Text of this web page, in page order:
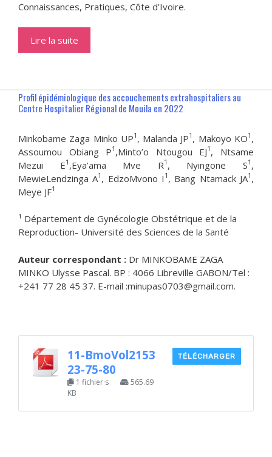
Connaissances, Pratiques, Côte d’Ivoire.
Lire la suite
Profil épidémiologique des accouchements extrahospitaliers au
Centre Hospitalier Régional de Mouila en 2022
Minkobame Zaga Minko UP1 , Malanda JP1 , Makoyo KO1 ,
Assoumou Obiang P1 ,Minto’o Ntougou EJ1 , Ntsame
Mezui E1 ,Eya’ama Mve R1 , Nyingone S1 ,
MewieLendzinga A1 , EdzoMvono I 1 , Bang Ntamack JA1 ,
Meye JF1
¹ Département de Gynécologie Obstétrique et de la
Reproduction- Université des Sciences de la Santé
Auteur correspondant : Dr MINKOBAME ZAGA
MINKO Ulysse Pascal. BP : 4066 Libreville GABON/Tel :
+241 77 28 45 37. E-mail :minupas0703@gmail.com.
11-BmoVol2153
23-75-80
1 fichier·s
565.69
KB
TÉLÉCHARGER